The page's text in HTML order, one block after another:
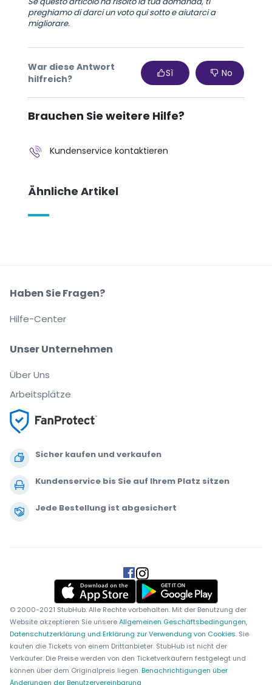
preghiamo di darci un voto qui sotto e aiutarci a
migliorare.
War diese Antwort
hilfreich?
Sì No
Brauchen Sie weitere Hilfe?
Kundenservice kontaktieren
Ähnliche Artikel
Sicher kaufen und verkaufen
Kundenservice bis Sie auf Ihrem Platz sitzen
Jede Bestellung ist abgesichert
Unser Unternehmen
Über Uns
Arbeitsplätze
Haben Sie Fragen?
Hilfe-Center
© 2000-2021 StubHub. Alle Rechte vorbehalten. Mit der Benutzung der
Website akzeptieren Sie unsereAllgemeinen Geschäftsbedingungen,
Datenschutzerklärung und Erklärung zur Verwendung von Cookies. Sie
kaufen die Tickets von einem Drittanbieter. StubHub ist nicht der
Verkäufer. Die Preise werden von den Ticketverkäufern festgelegt und
können über dem Originalpreis liegen. Benachrichtigungen über
Änderungen der Benutzervereinbarung
.
.
.